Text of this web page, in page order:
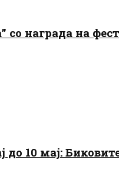
со награда на
до 10 мај: